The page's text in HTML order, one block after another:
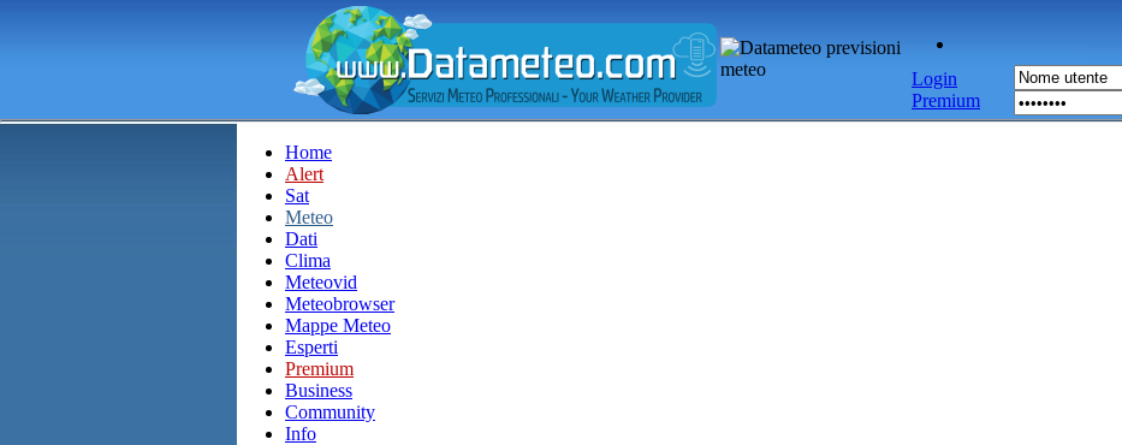
Login
Premium
Home
Alert
Sat
Meteo
Dati
Clima
Meteovid
Meteobrowser
Mappe Meteo
Esperti
Premium
Business
Community
Info